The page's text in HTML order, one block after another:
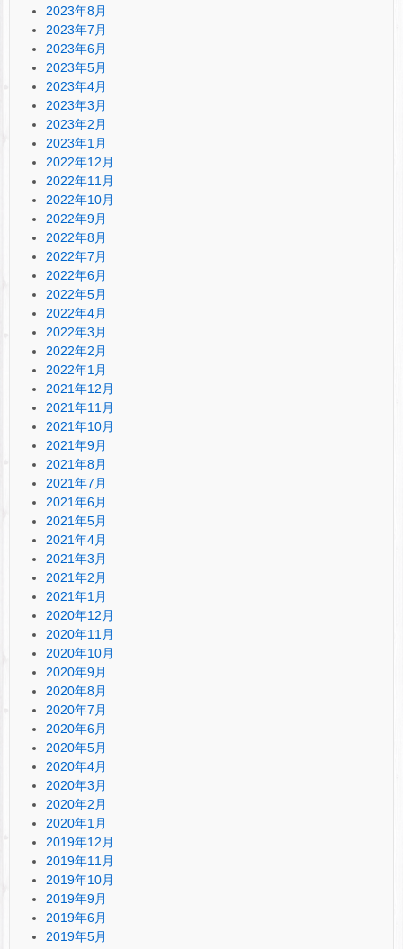
2023年8月
2023年7月
2023年6月
2023年5月
2023年4月
2023年3月
2023年2月
2023年1月
2022年12月
2022年11月
2022年10月
2022年9月
2022年8月
2022年7月
2022年6月
2022年5月
2022年4月
2022年3月
2022年2月
2022年1月
2021年12月
2021年11月
2021年10月
2021年9月
2021年8月
2021年7月
2021年6月
2021年5月
2021年4月
2021年3月
2021年2月
2021年1月
2020年12月
2020年11月
2020年10月
2020年9月
2020年8月
2020年7月
2020年6月
2020年5月
2020年4月
2020年3月
2020年2月
2020年1月
2019年12月
2019年11月
2019年10月
2019年9月
2019年6月
2019年5月